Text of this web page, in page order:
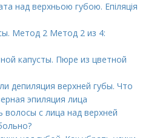
над верхньою губою. Епіляція
Метод 2 Метод 2 из 4:
капусты. Пюре из цветной
депиляция верхней губы. Что
эпиляция лица
волосы с лица над верхней